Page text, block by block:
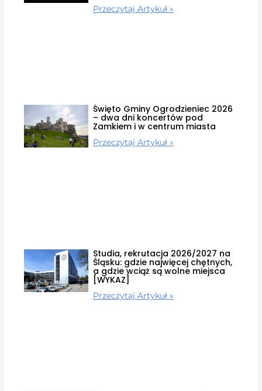
Przeczytaj Artykuł »
Święto Gminy Ogrodzieniec 2026
– dwa dni koncertów pod
Zamkiem i w centrum miasta
Przeczytaj Artykuł »
Studia, rekrutacja 2026/2027 na
Śląsku: gdzie najwięcej chętnych,
a gdzie wciąż są wolne miejsca
[WYKAZ]
Przeczytaj Artykuł »